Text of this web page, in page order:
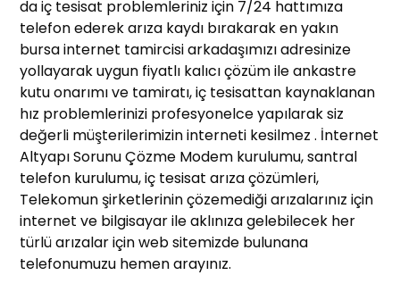
da iç tesisat problemleriniz için 7/24 hattımıza
telefon ederek arıza kaydı bırakarak en yakın
bursa internet tamircisi arkadaşımızı adresinize
yollayarak uygun fiyatlı kalıcı çözüm ile ankastre
kutu onarımı ve tamiratı, iç tesisattan kaynaklanan
hız problemlerinizi profesyonelce yapılarak siz
değerli müşterilerimizin interneti kesilmez . İnternet
Altyapı Sorunu Çözme Modem kurulumu, santral
telefon kurulumu, iç tesisat arıza çözümleri,
Telekomun şirketlerinin çözemediği arızalarınız için
internet ve bilgisayar ile aklınıza gelebilecek her
türlü arızalar için web sitemizde bulunana
telefonumuzu hemen arayınız.